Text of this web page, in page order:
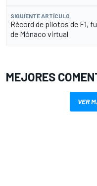
SIGUIENTE ARTÍCULO
Récord de pilotos de F1,
de Mónaco virtual
MEJORES
VER